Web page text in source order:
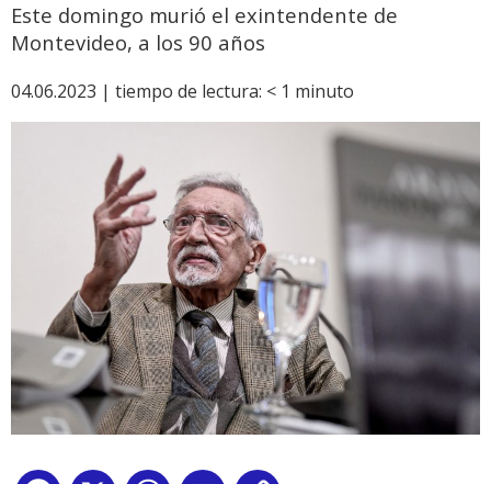
Este domingo murió el exintendente de
Montevideo, a los 90 años
04.06.2023 | tiempo de lectura: < 1 minuto